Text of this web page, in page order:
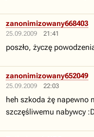
25.09.2009 21:41
zanonimizowany668403
poszło, życzę
25.09.2009 22:03
zanonimizowany652049
heh szkoda żę napewno
szczęśliwemu nabywcy